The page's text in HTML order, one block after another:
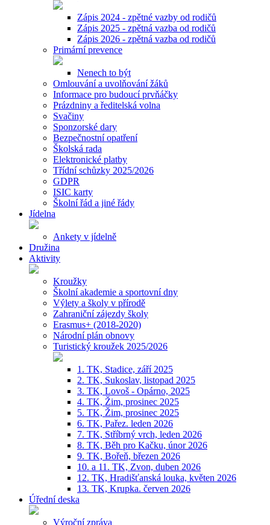
Zápis 2024 - zpětné vazby od rodičů
Zápis 2025 - zpětná vazba od rodičů
Zápis 2026 - zpětná vazba od rodičů
Primární prevence
Nenech to být
Omlouvání a uvolňování žáků
Informace pro budoucí prvňáčky
Prázdniny a ředitelská volna
Svačiny
Sponzorské dary
Bezpečnostní opatření
Školská rada
Elektronické platby
Třídní schůzky 2025/2026
GDPR
ISIC karty
Školní řád a jiné řády
Jídelna
Ankety v jídelně
Družina
Aktivity
Kroužky
Školní akademie a sportovní dny
Výlety a školy v přírodě
Zahraniční zájezdy školy
Erasmus+ (2018-2020)
Národní plán obnovy
Turistický kroužek 2025/2026
1. TK, Stadice, září 2025
2. TK, Sukoslav, listopad 2025
3. TK, Lovoš - Opárno, 2025
4. TK, Žim, prosinec 2025
5. TK, Žim, prosinec 2025
6. TK, Pařez. leden 2026
7. TK, Stříbrný vrch, leden 2026
8. TK, Běh pro Kačku, únor 2026
9. TK, Bořeň, březen 2026
10. a 11. TK, Zvon, duben 2026
12. TK, Hradišťanská louka, květen 2026
13. TK, Krupka. červen 2026
Úřední deska
Výroční zpráva